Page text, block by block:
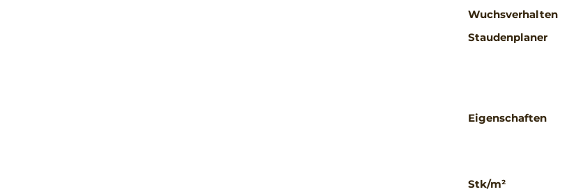
Wuchsverhalten
Staudenplaner
Eigenschaften
Stk/m²